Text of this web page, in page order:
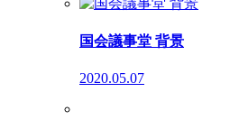
国会議事堂 背景
2020.05.07